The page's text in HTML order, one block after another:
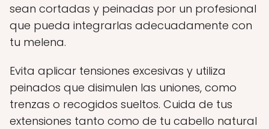
sean cortadas y peinadas por un profesional
que pueda integrarlas adecuadamente con
tu melena.
Evita aplicar tensiones excesivas y utiliza
peinados que disimulen las uniones, como
trenzas o recogidos sueltos. Cuida de tus
extensiones tanto como de tu cabello natural